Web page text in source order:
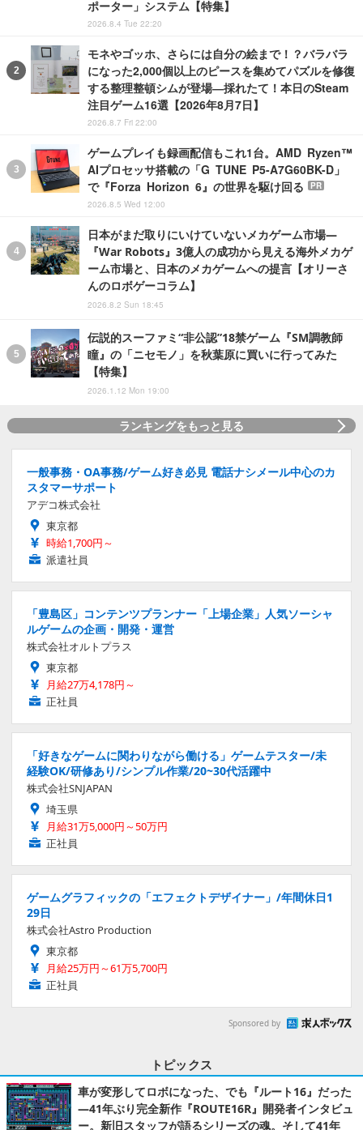
ポーター」システム【特集】
2026.8.4 Tue 22:20
モネやゴッホ、さらには自分の絵まで！？バラバラ
になった2,000個以上のピースを集めてパズルを修復
する整理整頓シムが登場―採れたて！本日のSteam
注目ゲーム16選【2026年8月7日】
2026.8.7 Fri 22:00
ゲームプレイも録画配信もこれ1台。AMD Ryzen™
AIプロセッサ搭載の「G TUNE P5-A7G60BK-D」
で『Forza Horizon 6』の世界を駆け回る
PR
2026.8.5 Wed 12:00
日本がまだ取りにいけていないメカゲーム市場―
『War Robots』3億人の成功から見える海外メカゲ
ーム市場と、日本のメカゲームへの提言【オリーさ
んのロボゲーコラム】
2026.8.2 Sun 18:45
伝説的スーファミ“非公認”18禁ゲーム『SM調教師
瞳』の「ニセモノ」を秋葉原に買いに行ってみた
【特集】
2026.1.12 Mon 19:00
ランキングをもっと見る
一般事務・OA事務/ゲーム好き必見 電話ナシメール中心のカ
スタマーサポート
アデコ株式会社
東京都
時給1,700円～
派遣社員
「豊島区」コンテンツプランナー「上場企業」人気ソーシャ
ルゲームの企画・開発・運営
株式会社オルトプラス
東京都
月給27万4,178円～
正社員
「好きなゲームに関わりながら働ける」ゲームテスター/未
経験OK/研修あり/シンプル作業/20~30代活躍中
株式会社SNJAPAN
埼玉県
月給31万5,000円～50万円
正社員
ゲームグラフィックの「エフェクトデザイナー」/年間休日1
29日
株式会社Astro Production
東京都
月給25万円～61万5,700円
正社員
Sponsored by
トピックス
車が変形してロボになった、でも『ルート16』だった
―41年ぶり完全新作『ROUTE16R』開発者インタビュ
ー。新旧スタッフが語るシリーズの魂。そして41年